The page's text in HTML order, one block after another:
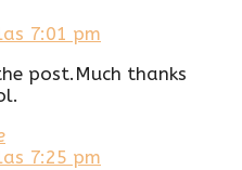
7:01 pm
post.Much thanks
7:25 pm